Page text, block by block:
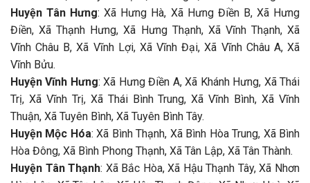
Huyện Tân Hưng: Xã Hưng Hà, Xã Hưng Điền B, Xã Hưng
Điền, Xã Thạnh Hưng, Xã Hưng Thạnh, Xã Vĩnh Thạnh, Xã
Vĩnh Châu B, Xã Vĩnh Lợi, Xã Vĩnh Đại, Xã Vĩnh Châu A, Xã
Vĩnh Bửu.
Huyện Vĩnh Hưng: Xã Hưng Điền A, Xã Khánh Hưng, Xã Thái
Trị, Xã Vĩnh Trị, Xã Thái Bình Trung, Xã Vĩnh Bình, Xã Vĩnh
Thuận, Xã Tuyên Bình, Xã Tuyên Bình Tây.
Huyện Mộc Hóa: Xã Bình Thạnh, Xã Bình Hòa Trung, Xã Bình
Hòa Đông, Xã Bình Phong Thạnh, Xã Tân Lập, Xã Tân Thành.
Huyện Tân Thạnh: Xã Bắc Hòa, Xã Hậu Thạnh Tây, Xã Nhơn